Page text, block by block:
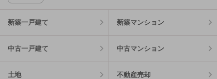
新築一戸建て 新築マンション
中古一戸建て 中古マンション
土地 不動産売却